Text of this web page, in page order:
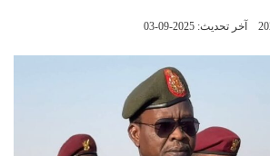
آخر تحديث: 2025-09-03